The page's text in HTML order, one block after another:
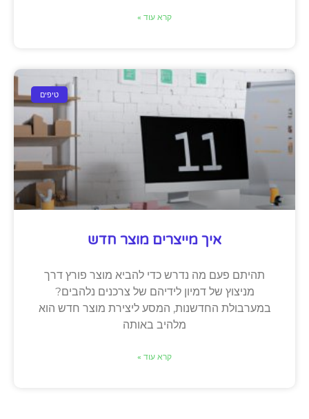
קרא עוד »
טיפים
איך מייצרים מוצר חדש
תהיתם פעם מה נדרש כדי להביא מוצר פורץ דרך
מניצוץ של דמיון לידיהם של צרכנים נלהבים?
במערבולת החדשנות, המסע ליצירת מוצר חדש הוא
מלהיב באותה
קרא עוד »